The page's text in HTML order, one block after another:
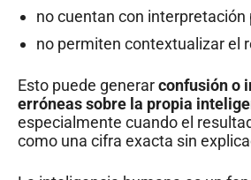
no cuentan con interpretación
no permiten contextualizar el
Esto puede generarconfusión o
erróneas sobre la propia
especialmente cuando el
como una cifra exacta sin